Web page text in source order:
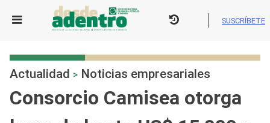
SUSCRÍBETE
Actualidad > Noticias empresariales
Consorcio Camisea otorga